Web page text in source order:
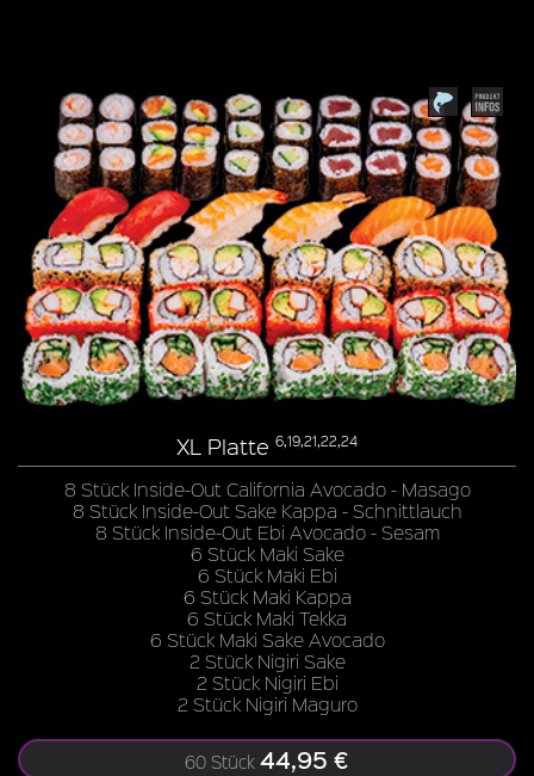
XL Platte 6,19,21,22,24
8 Stück Inside-Out California Avocado - Masago
8 Stück Inside-Out Sake Kappa - Schnittlauch
8 Stück Inside-Out Ebi Avocado - Sesam
6 Stück Maki Sake
6 Stück Maki Ebi
6 Stück Maki Kappa
6 Stück Maki Tekka
6 Stück Maki Sake Avocado
2 Stück Nigiri Sake
2 Stück Nigiri Ebi
2 Stück Nigiri Maguro
60 Stück 44,95 €